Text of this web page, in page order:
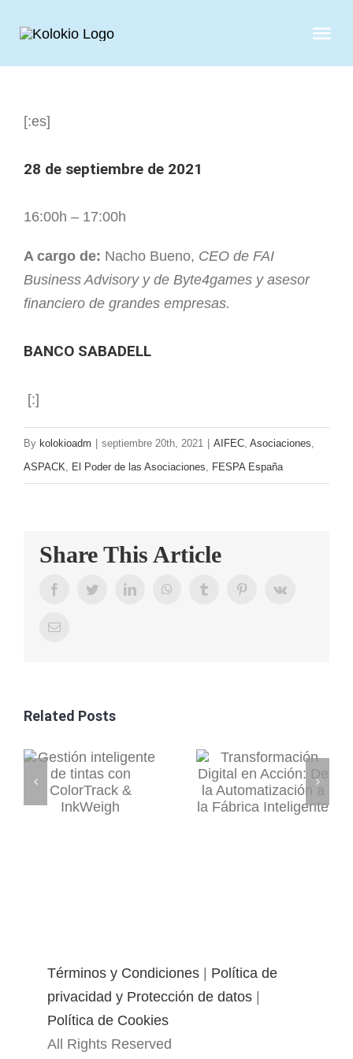
[:es]
28 de septiembre de 2021
16:00h – 17:00h
A cargo de: Nacho Bueno, CEO de FAI
Business Advisory y de Byte4games y asesor
financiero de grandes empresas.
BANCO SABADELL
[:]
By kolokioadm septiembre 20th, 2021 AIFEC Asociaciones
ASPACK
El Poder de las Asociaciones FESPA España
Share This Article
FacebookTwitterLinkedIn WhatsAppTumblr PinterestVk
Email
Related Posts
Términos y Condiciones | Política de
privacidad y Protección de datos |
Política de Cookies
All Rights Reserved